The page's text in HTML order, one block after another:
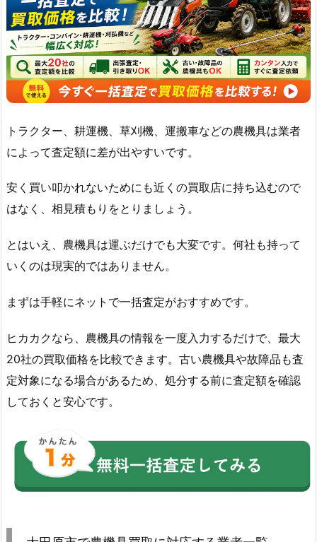
トラクター、耕運機、草刈機、運搬車などの農機具は業者
によって査定額に差が出やすいです。
安く買い叩かれないためにも近くの買取店に持ち込むので
はなく、相見積もりをとりましょう。
とはいえ、農機具は運ぶだけでも大変です。何社も持って
いくのは現実的ではありません。
まずは手軽にネットで一括査定がおすすめです。
ヒカカクなら、農機具の情報を一度入力するだけで、最大
20社の買取価格を比較できます。古い農機具や故障品も査
定対象になる場合があるため、処分する前に査定額を確認
しておくと安心です。